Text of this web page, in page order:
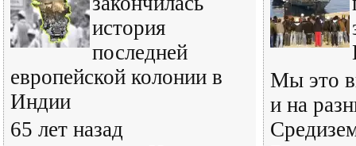
история
последней
европейской колонии в
Индии
65 лет назад
Мы это
и на